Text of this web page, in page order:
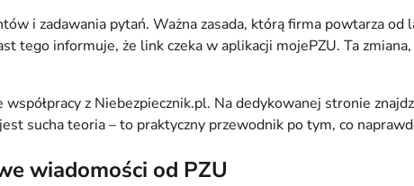
i zadawania pytań. Ważna zasada, którą firma powtarza
tego informuje, że link czeka w aplikacji mojePZU. Ta
z Niebezpiecznik.pl. Na dedykowanej stronie
sucha teoria – to praktyczny przewodnik po tym, co
wiadomości od PZU